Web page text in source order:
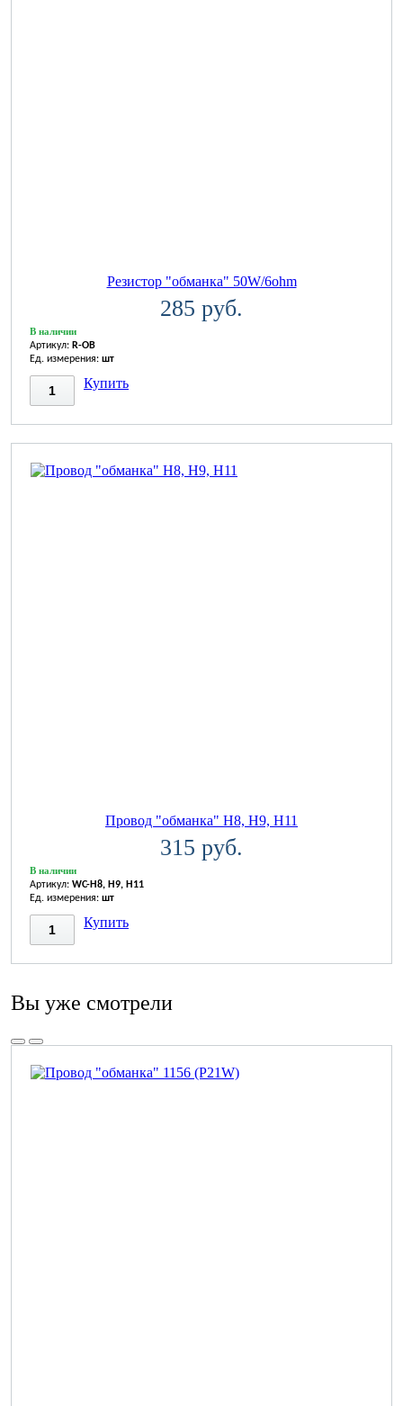
Резистор "обманка" 50W/6ohm
285 руб.
В наличии
Артикул: R-OB
Ед. измерения: шт
Купить
Провод "обманка" H8, H9, H11
315 руб.
В наличии
Артикул: WC-H8, H9, H11
Ед. измерения: шт
Купить
Вы уже смотрели